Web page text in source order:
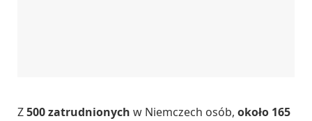
Z500 zatrudnionych w Niemczech osób, około 165